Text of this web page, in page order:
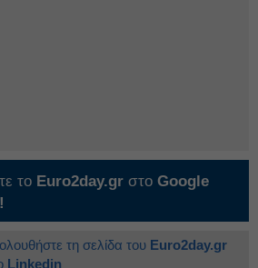
το Euro2day.gr στο Google
τη σελίδα του Euro2day.gr
Linkedin